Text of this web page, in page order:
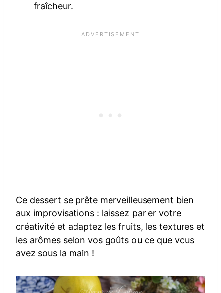
fraîcheur.
Ce dessert se prête merveilleusement bien
aux improvisations : laissez parler votre
créativité et adaptez les fruits, les textures et
les arômes selon vos goûts ou ce que vous
avez sous la main !